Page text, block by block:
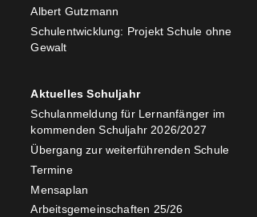
Albert Gutzmann
Schulentwicklung: Projekt Schule ohne
Gewalt
Aktuelles Schuljahr
Schulanmeldung für Lernanfänger im
kommenden Schuljahr 2026/2027
Übergang zur weiterführenden Schule
Termine
Mensaplan
Arbeitsgemeinschaften 25/26